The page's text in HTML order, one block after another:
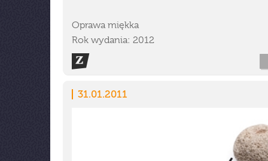
Oprawa miękka
Rok wydania: 2012
31.01.2011